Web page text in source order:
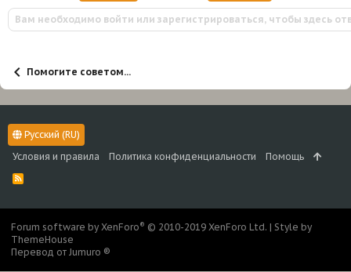
и
и
:
Вам необходимо войти или зарегистрироваться, чтобы здесь
Помогите советом...
Русский (RU)
Условия и правила
Политика конфиденциальности Помощь
R
Forum software by XenForo® © 2010-2019 XenForo Ltd. | Style by
ThemeHouse
Перевод от Jumuro ®